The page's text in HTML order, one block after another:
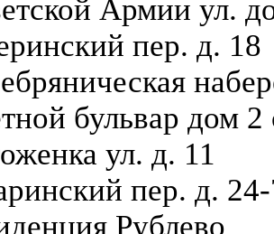
Армии ул.
пер. д. 18
бульвар дом 2
ул. д. 11
пер. д.
Рублево